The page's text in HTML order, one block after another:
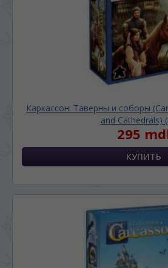
Каркассон: Таверны и соборы
and Cathedrals)
295